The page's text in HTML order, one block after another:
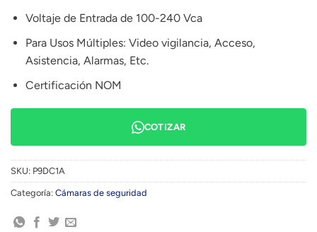
Voltaje de Entrada de 100-240 Vca
Para Usos Múltiples: Video vigilancia, Acceso,
Asistencia, Alarmas, Etc.
Certificación NOM
COTIZAR
SKU: P9DC1A
Categoría: Cámaras de seguridad